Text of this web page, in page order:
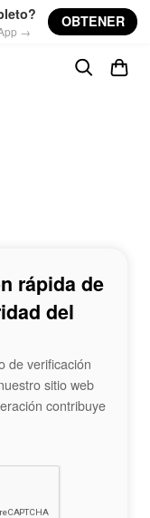
→
OBTENER
rápida de
del
de verificación
sitio web
contribuye